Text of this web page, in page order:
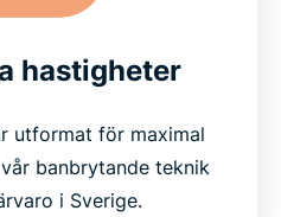
hastigheter
utformat för maximal
banbrytande teknik
i Sverige.